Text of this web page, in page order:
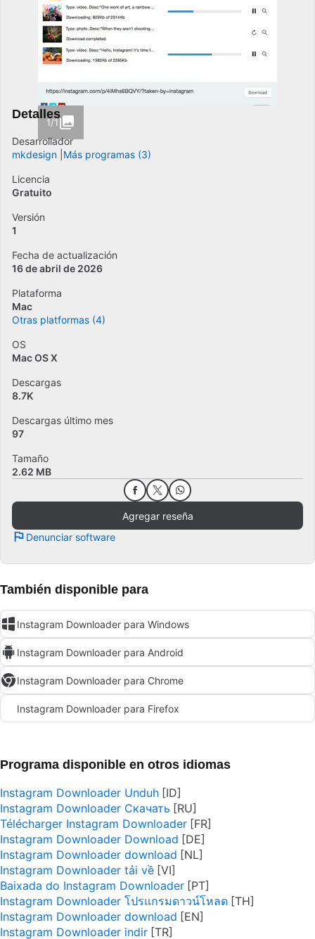
1/1
Detalles
Desarrollador
mkdesign Más programas (3)
Licencia
Gratuito
Versión
1
Fecha de actualización
16 de abril de 2026
Plataforma
Mac
Otras platformas (4)
OS
Mac OS X
Descargas
8.7K
Descargas último mes
97
Tamaño
2.62 MB
Agregar reseña
Denunciar software
También disponible para
Instagram Downloader para Windows
Instagram Downloader para Android
Instagram Downloader para Chrome
Instagram Downloader para Firefox
Programa disponible en otros idiomas
Instagram Downloader Unduh
Instagram Downloader Скачать
Télécharger Instagram Downloader
Instagram Downloader Download
Instagram Downloader download
Instagram Downloader tải về
Baixada do Instagram Downloader
Instagram Downloader โปรแกรมดาวน์โหลด
Instagram Downloader download
Instagram Downloader indir